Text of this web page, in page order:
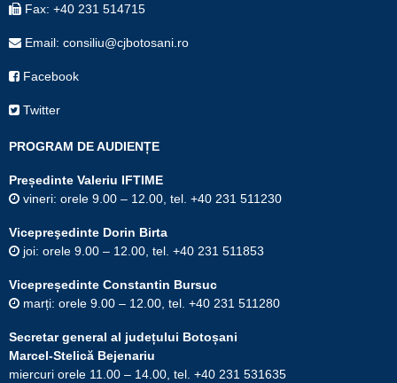
Fax: +40 231 514715
Email: consiliu@cjbotosani.ro
Facebook
Twitter
PROGRAM DE AUDIENȚE
Președinte Valeriu IFTIME
vineri: orele 9.00 – 12.00, tel. +40 231 511230
Vicepreşedinte Dorin Birta
joi: orele 9.00 – 12.00, tel. +40 231 511853
Vicepreședinte Constantin Bursuc
marți: orele 9.00 – 12.00, tel. +40 231 511280
Secretar general al județului Botoșani
Marcel-Stelică Bejenariu
miercuri orele 11.00 – 14.00, tel. +40 231 531635